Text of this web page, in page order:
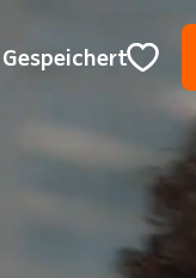
Gespeichert